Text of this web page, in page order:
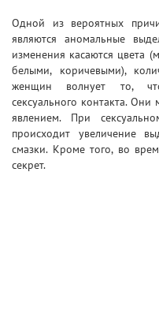
Одной из вероятных
являются аномальные
изменения касаются цвета
белыми, коричевыми),
женщин волнует то,
сексуального контакта.
явлением. При
происходит увеличение
смазки. Кроме того, во
секрет.